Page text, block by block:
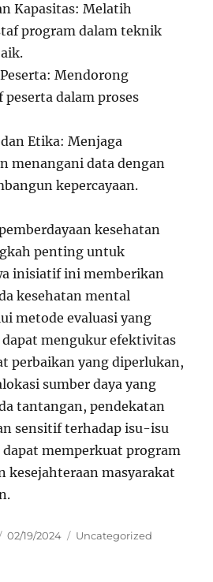
Kapasitas: Melatih
program dalam teknik
Mendorong
dalam proses
Etika: Menjaga
menangani data dengan
kepercayaan.
kesehatan
penting untuk
inisiatif ini memberikan
kesehatan mental
metode evaluasi yang
mengukur efektivitas
perbaikan yang diperlukan,
sumber daya yang
tantangan, pendekatan
sensitif terhadap isu-isu
memperkuat program
kesejahteraan masyarakat
Posted
02/19/2024 Categories
Uncategorized